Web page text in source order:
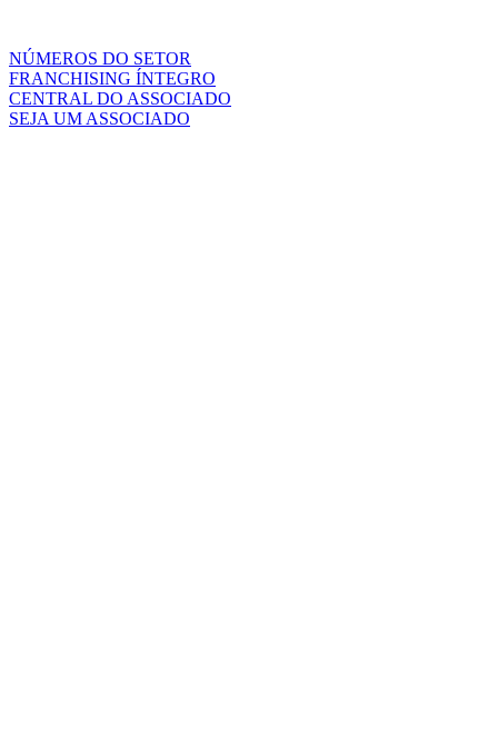
NÚMEROS DO SETOR
FRANCHISING ÍNTEGRO
CENTRAL DO ASSOCIADO
SEJA UM ASSOCIADO